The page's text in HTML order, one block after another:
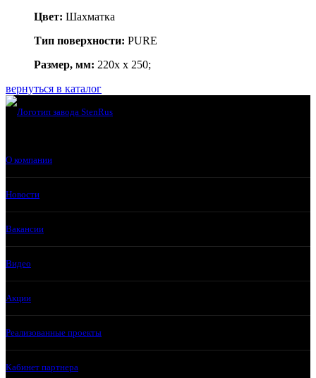
Цвет: Шахматка
Тип поверхности: PURE
Размер, мм: 220x x 250;
вернуться в каталог
О компании
Новости
Вакансии
Видео
Акции
Реализованные проекты
Кабинет партнера